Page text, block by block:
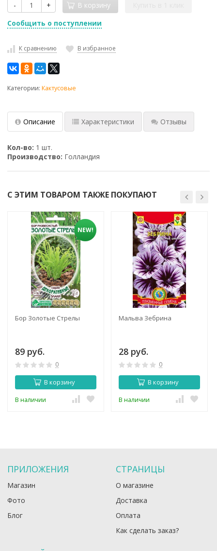
- + В корзину
Сообщить о поступлении
К сравнению В избранное
Категории: Кактусовые
Описание Характеристики Отзывы
Кол-во: 1 шт.
Производство: Голландия
С ЭТИМ ТОВАРОМ ТАКЖЕ ПОКУПАЮТ
NEW!
Бор Золотые Стрелы
89 руб.
0
В корзину
В наличии
Мальва Зебрина
28 руб.
0
В корзину
В наличии
ПРИЛОЖЕНИЯ
Магазин
Фото
Блог
СТРАНИЦЫ
О магазине
Доставка
Оплата
Как сделать заказ?